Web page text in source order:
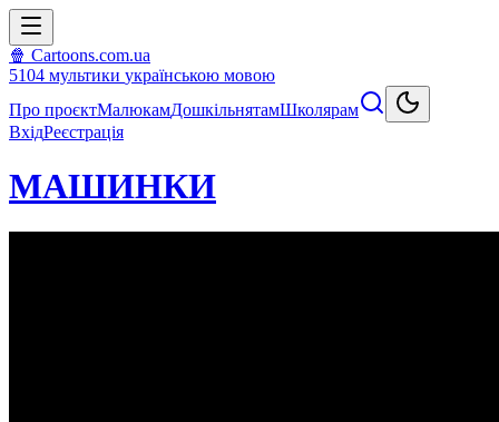
🍿 Cartoons.com.ua
5104 мультики українською мовою
Про проєктМалюкамДошкільнятамШколярам
ВхідРеєстрація
МАШИНКИ